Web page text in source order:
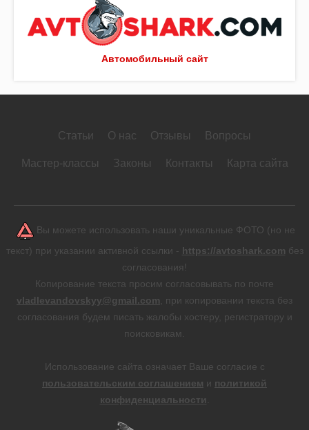
Автомобильный сайт
Статьи О нас Отзывы Вопросы
Мастер-классы Законы Контакты Карта сайта
Вы можете использовать наши уникальные ФОТО (но не
текст) при указании активной ссылки - https://avtoshark.com без
согласования!
Копирование текста просим согласовывать по почте
vladlevandovskyy@gmail.com , при копировании текста без
согласования будем писать жалобы хостеру, регистратору и
поисковикам.
Использование сайта означает Ваше согласие с
пользовательским соглашением и политикой
конфиденциальности